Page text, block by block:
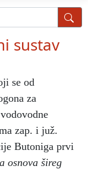
sustav
se od
za
zap. i juž.
Butoniga prvi
osnova šireg